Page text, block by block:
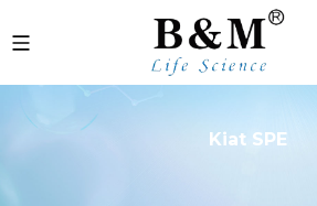
Kiat SPE